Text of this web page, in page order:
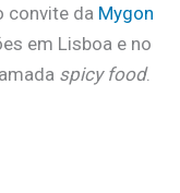
convite da Mygon
em Lisboa e no
spicy food.